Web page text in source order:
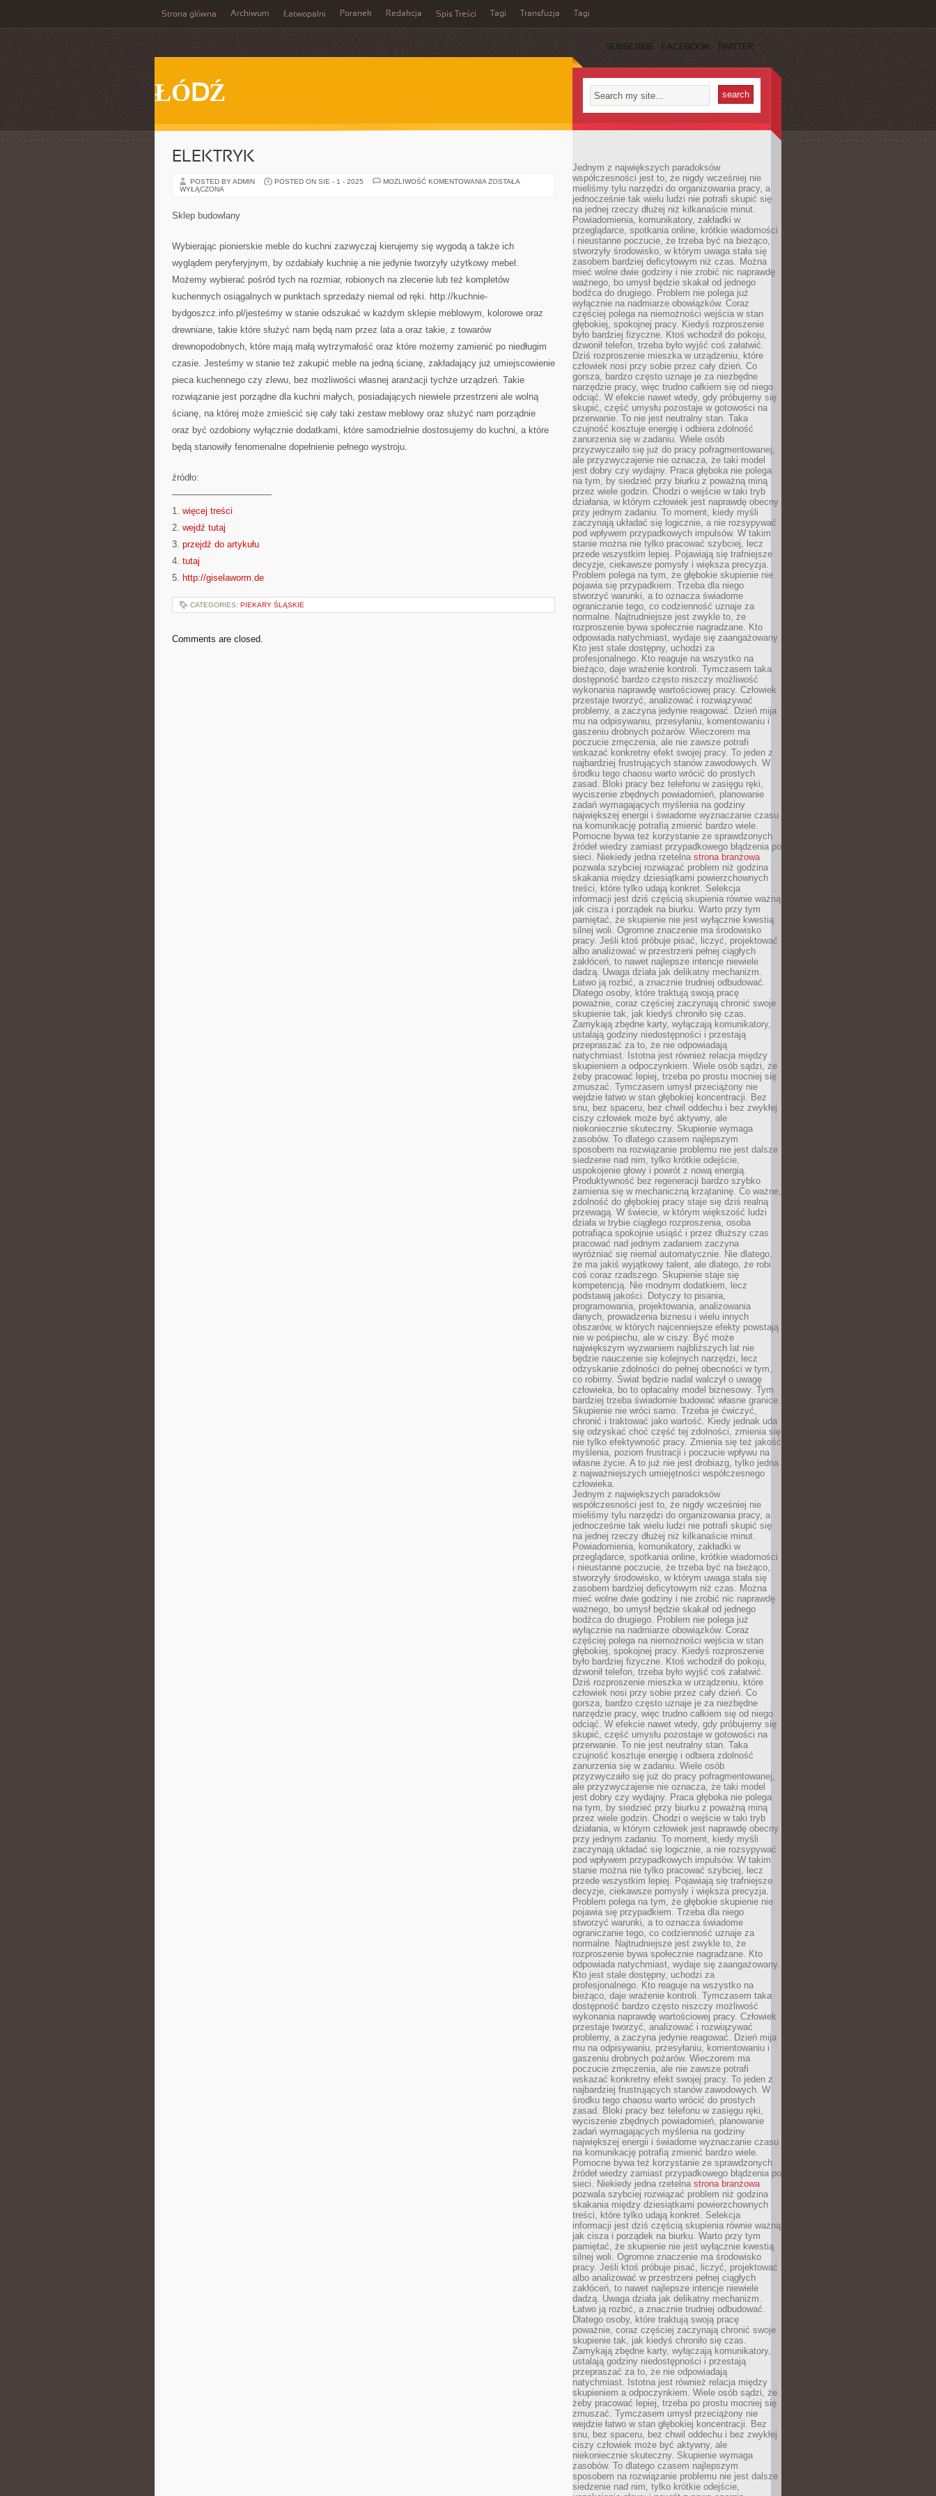
Strona główna Archiwum Łatwopalni Poranek Redakcja Spis Treści Tagi Transfuzja Tagi
SUBSCRIBE FACEBOOK TWITTER
ŁÓDŹ
ELEKTRYK
POSTED BY ADMIN POSTED ON SIE - 1 - 2025 MOŻLIWOŚĆ KOMENTOWANIA ELEKTRYK
ZOSTAŁA
WYŁĄCZONA
Sklep budowlany
Wybierając pionierskie meble do kuchni zazwyczaj kierujemy się wygodą a także ich
wyglądem peryferyjnym, by ozdabiały kuchnię a nie jedynie tworzyły użytkowy mebel.
Możemy wybierać pośród tych na rozmiar, robionych na zlecenie lub też kompletów
kuchennych osiągalnych w punktach sprzedaży niemal od ręki. http://kuchnie-
bydgoszcz.info.pl/jesteśmy w stanie odszukać w każdym sklepie meblowym, kolorowe oraz
drewniane, takie które służyć nam będą nam przez lata a oraz takie, z towarów
drewnopodobnych, które mają małą wytrzymałość oraz które możemy zamienić po niedługim
czasie. Jesteśmy w stanie też zakupić meble na jedną ścianę, zakładający już umiejscowienie
pieca kuchennego czy zlewu, bez możliwości własnej aranżacji tychże urządzeń. Takie
rozwiązanie jest porządne dla kuchni małych, posiadających niewiele przestrzeni ale wolną
ścianę, na której może zmieścić się cały taki zestaw meblowy oraz służyć nam porządnie
oraz być ozdobiony wyłącznie dodatkami, które samodzielnie dostosujemy do kuchni, a które
będą stanowiły fenomenalne dopełnienie pełnego wystroju.
źródło:
———————————
1. więcej treści
2. wejdź tutaj
3. przejdź do artykułu
4. tutaj
5. http://giselaworm.de
CATEGORIES: PIEKARY ŚLĄSKIE
Comments are closed.
Jednym z największych paradoksów
współczesności jest to, że nigdy wcześniej nie
mieliśmy tylu narzędzi do organizowania pracy, a
jednocześnie tak wielu ludzi nie potrafi skupić się
na jednej rzeczy dłużej niż kilkanaście minut.
Powiadomienia, komunikatory, zakładki w
przeglądarce, spotkania online, krótkie wiadomości
i nieustanne poczucie, że trzeba być na bieżąco,
stworzyły środowisko, w którym uwaga stała się
zasobem bardziej deficytowym niż czas. Można
mieć wolne dwie godziny i nie zrobić nic naprawdę
ważnego, bo umysł będzie skakał od jednego
bodźca do drugiego. Problem nie polega już
wyłącznie na nadmiarze obowiązków. Coraz
częściej polega na niemożności wejścia w stan
głębokiej, spokojnej pracy. Kiedyś rozproszenie
było bardziej fizyczne. Ktoś wchodził do pokoju,
dzwonił telefon, trzeba było wyjść coś załatwić.
Dziś rozproszenie mieszka w urządzeniu, które
człowiek nosi przy sobie przez cały dzień. Co
gorsza, bardzo często uznaje je za niezbędne
narzędzie pracy, więc trudno całkiem się od niego
odciąć. W efekcie nawet wtedy, gdy próbujemy się
skupić, część umysłu pozostaje w gotowości na
przerwanie. To nie jest neutralny stan. Taka
czujność kosztuje energię i odbiera zdolność
zanurzenia się w zadaniu. Wiele osób
przyzwyczaiło się już do pracy pofragmentowanej,
ale przyzwyczajenie nie oznacza, że taki model
jest dobry czy wydajny. Praca głęboka nie polega
na tym, by siedzieć przy biurku z poważną miną
przez wiele godzin. Chodzi o wejście w taki tryb
działania, w którym człowiek jest naprawdę obecny
przy jednym zadaniu. To moment, kiedy myśli
zaczynają układać się logicznie, a nie rozsypywać
pod wpływem przypadkowych impulsów. W takim
stanie można nie tylko pracować szybciej, lecz
przede wszystkim lepiej. Pojawiają się trafniejsze
decyzje, ciekawsze pomysły i większa precyzja.
Problem polega na tym, że głębokie skupienie nie
pojawia się przypadkiem. Trzeba dla niego
stworzyć warunki, a to oznacza świadome
ograniczanie tego, co codzienność uznaje za
normalne. Najtrudniejsze jest zwykle to, że
rozproszenie bywa społecznie nagradzane. Kto
odpowiada natychmiast, wydaje się zaangażowany.
Kto jest stale dostępny, uchodzi za
profesjonalnego. Kto reaguje na wszystko na
bieżąco, daje wrażenie kontroli. Tymczasem taka
dostępność bardzo często niszczy możliwość
wykonania naprawdę wartościowej pracy. Człowiek
przestaje tworzyć, analizować i rozwiązywać
problemy, a zaczyna jedynie reagować. Dzień mija
mu na odpisywaniu, przesyłaniu, komentowaniu i
gaszeniu drobnych pożarów. Wieczorem ma
poczucie zmęczenia, ale nie zawsze potrafi
wskazać konkretny efekt swojej pracy. To jeden z
najbardziej frustrujących stanów zawodowych. W
środku tego chaosu warto wrócić do prostych
zasad. Bloki pracy bez telefonu w zasięgu ręki,
wyciszenie zbędnych powiadomień, planowanie
zadań wymagających myślenia na godziny
największej energii i świadome wyznaczanie czasu
na komunikację potrafią zmienić bardzo wiele.
Pomocne bywa też korzystanie ze sprawdzonych
źródeł wiedzy zamiast przypadkowego błądzenia po
sieci. Niekiedy jedna rzetelna strona branżowa
pozwala szybciej rozwiązać problem niż godzina
skakania między dziesiątkami powierzchownych
treści, które tylko udają konkret. Selekcja
informacji jest dziś częścią skupienia równie ważną
jak cisza i porządek na biurku. Warto przy tym
pamiętać, że skupienie nie jest wyłącznie kwestią
silnej woli. Ogromne znaczenie ma środowisko
pracy. Jeśli ktoś próbuje pisać, liczyć, projektować
albo analizować w przestrzeni pełnej ciągłych
zakłóceń, to nawet najlepsze intencje niewiele
dadzą. Uwaga działa jak delikatny mechanizm.
Łatwo ją rozbić, a znacznie trudniej odbudować.
Dlatego osoby, które traktują swoją pracę
poważnie, coraz częściej zaczynają chronić swoje
skupienie tak, jak kiedyś chroniło się czas.
Zamykają zbędne karty, wyłączają komunikatory,
ustalają godziny niedostępności i przestają
przepraszać za to, że nie odpowiadają
natychmiast. Istotna jest również relacja między
skupieniem a odpoczynkiem. Wiele osób sądzi, że
żeby pracować lepiej, trzeba po prostu mocniej się
zmuszać. Tymczasem umysł przeciążony nie
wejdzie łatwo w stan głębokiej koncentracji. Bez
snu, bez spaceru, bez chwil oddechu i bez zwykłej
ciszy człowiek może być aktywny, ale
niekoniecznie skuteczny. Skupienie wymaga
zasobów. To dlatego czasem najlepszym
sposobem na rozwiązanie problemu nie jest dalsze
siedzenie nad nim, tylko krótkie odejście,
uspokojenie głowy i powrót z nową energią.
Produktywność bez regeneracji bardzo szybko
zamienia się w mechaniczną krzątaninę. Co ważne,
zdolność do głębokiej pracy staje się dziś realną
przewagą. W świecie, w którym większość ludzi
działa w trybie ciągłego rozproszenia, osoba
potrafiąca spokojnie usiąść i przez dłuższy czas
pracować nad jednym zadaniem zaczyna
wyróżniać się niemal automatycznie. Nie dlatego,
że ma jakiś wyjątkowy talent, ale dlatego, że robi
coś coraz rzadszego. Skupienie staje się
kompetencją. Nie modnym dodatkiem, lecz
podstawą jakości. Dotyczy to pisania,
programowania, projektowania, analizowania
danych, prowadzenia biznesu i wielu innych
obszarów, w których najcenniejsze efekty powstają
nie w pośpiechu, ale w ciszy. Być może
największym wyzwaniem najbliższych lat nie
będzie nauczenie się kolejnych narzędzi, lecz
odzyskanie zdolności do pełnej obecności w tym,
co robimy. Świat będzie nadal walczył o uwagę
człowieka, bo to opłacalny model biznesowy. Tym
bardziej trzeba świadomie budować własne granice.
Skupienie nie wróci samo. Trzeba je ćwiczyć,
chronić i traktować jako wartość. Kiedy jednak uda
się odzyskać choć część tej zdolności, zmienia się
nie tylko efektywność pracy. Zmienia się też jakość
myślenia, poziom frustracji i poczucie wpływu na
własne życie. A to już nie jest drobiazg, tylko jedna
z najważniejszych umiejętności współczesnego
człowieka.
Jednym z największych paradoksów
współczesności jest to, że nigdy wcześniej nie
mieliśmy tylu narzędzi do organizowania pracy, a
jednocześnie tak wielu ludzi nie potrafi skupić się
na jednej rzeczy dłużej niż kilkanaście minut.
Powiadomienia, komunikatory, zakładki w
przeglądarce, spotkania online, krótkie wiadomości
i nieustanne poczucie, że trzeba być na bieżąco,
stworzyły środowisko, w którym uwaga stała się
zasobem bardziej deficytowym niż czas. Można
mieć wolne dwie godziny i nie zrobić nic naprawdę
ważnego, bo umysł będzie skakał od jednego
bodźca do drugiego. Problem nie polega już
wyłącznie na nadmiarze obowiązków. Coraz
częściej polega na niemożności wejścia w stan
głębokiej, spokojnej pracy. Kiedyś rozproszenie
było bardziej fizyczne. Ktoś wchodził do pokoju,
dzwonił telefon, trzeba było wyjść coś załatwić.
Dziś rozproszenie mieszka w urządzeniu, które
człowiek nosi przy sobie przez cały dzień. Co
gorsza, bardzo często uznaje je za niezbędne
narzędzie pracy, więc trudno całkiem się od niego
odciąć. W efekcie nawet wtedy, gdy próbujemy się
skupić, część umysłu pozostaje w gotowości na
przerwanie. To nie jest neutralny stan. Taka
czujność kosztuje energię i odbiera zdolność
zanurzenia się w zadaniu. Wiele osób
przyzwyczaiło się już do pracy pofragmentowanej,
ale przyzwyczajenie nie oznacza, że taki model
jest dobry czy wydajny. Praca głęboka nie polega
na tym, by siedzieć przy biurku z poważną miną
przez wiele godzin. Chodzi o wejście w taki tryb
działania, w którym człowiek jest naprawdę obecny
przy jednym zadaniu. To moment, kiedy myśli
zaczynają układać się logicznie, a nie rozsypywać
pod wpływem przypadkowych impulsów. W takim
stanie można nie tylko pracować szybciej, lecz
przede wszystkim lepiej. Pojawiają się trafniejsze
decyzje, ciekawsze pomysły i większa precyzja.
Problem polega na tym, że głębokie skupienie nie
pojawia się przypadkiem. Trzeba dla niego
stworzyć warunki, a to oznacza świadome
ograniczanie tego, co codzienność uznaje za
normalne. Najtrudniejsze jest zwykle to, że
rozproszenie bywa społecznie nagradzane. Kto
odpowiada natychmiast, wydaje się zaangażowany.
Kto jest stale dostępny, uchodzi za
profesjonalnego. Kto reaguje na wszystko na
bieżąco, daje wrażenie kontroli. Tymczasem taka
dostępność bardzo często niszczy możliwość
wykonania naprawdę wartościowej pracy. Człowiek
przestaje tworzyć, analizować i rozwiązywać
problemy, a zaczyna jedynie reagować. Dzień mija
mu na odpisywaniu, przesyłaniu, komentowaniu i
gaszeniu drobnych pożarów. Wieczorem ma
poczucie zmęczenia, ale nie zawsze potrafi
wskazać konkretny efekt swojej pracy. To jeden z
najbardziej frustrujących stanów zawodowych. W
środku tego chaosu warto wrócić do prostych
zasad. Bloki pracy bez telefonu w zasięgu ręki,
wyciszenie zbędnych powiadomień, planowanie
zadań wymagających myślenia na godziny
największej energii i świadome wyznaczanie czasu
na komunikację potrafią zmienić bardzo wiele.
Pomocne bywa też korzystanie ze sprawdzonych
źródeł wiedzy zamiast przypadkowego błądzenia po
sieci. Niekiedy jedna rzetelna strona branżowa
pozwala szybciej rozwiązać problem niż godzina
skakania między dziesiątkami powierzchownych
treści, które tylko udają konkret. Selekcja
informacji jest dziś częścią skupienia równie ważną
jak cisza i porządek na biurku. Warto przy tym
pamiętać, że skupienie nie jest wyłącznie kwestią
silnej woli. Ogromne znaczenie ma środowisko
pracy. Jeśli ktoś próbuje pisać, liczyć, projektować
albo analizować w przestrzeni pełnej ciągłych
zakłóceń, to nawet najlepsze intencje niewiele
dadzą. Uwaga działa jak delikatny mechanizm.
Łatwo ją rozbić, a znacznie trudniej odbudować.
Dlatego osoby, które traktują swoją pracę
poważnie, coraz częściej zaczynają chronić swoje
skupienie tak, jak kiedyś chroniło się czas.
Zamykają zbędne karty, wyłączają komunikatory,
ustalają godziny niedostępności i przestają
przepraszać za to, że nie odpowiadają
natychmiast. Istotna jest również relacja między
skupieniem a odpoczynkiem. Wiele osób sądzi, że
żeby pracować lepiej, trzeba po prostu mocniej się
zmuszać. Tymczasem umysł przeciążony nie
wejdzie łatwo w stan głębokiej koncentracji. Bez
snu, bez spaceru, bez chwil oddechu i bez zwykłej
ciszy człowiek może być aktywny, ale
niekoniecznie skuteczny. Skupienie wymaga
zasobów. To dlatego czasem najlepszym
sposobem na rozwiązanie problemu nie jest dalsze
siedzenie nad nim, tylko krótkie odejście,